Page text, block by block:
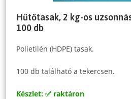
Hűtőtasak, 2 kg-os
100 db
Polietilén (HDPE) tasak.
100 db található a tekercsen.
Készlet: ✅ raktáron